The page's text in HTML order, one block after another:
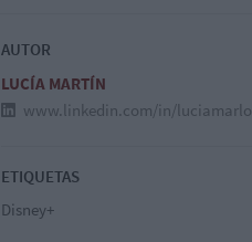
AUTOR
LUCÍA MARTÍN
www.linkedin.com/in/luciamarlo
ETIQUETAS
Disney+